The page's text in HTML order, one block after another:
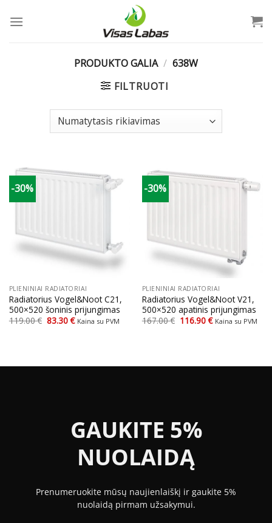
PRODUKTO GALIA / 638W
FILTRUOTI
-30%
PLIENINIAI RADIATORIAI
Radiatorius Vogel&Noot C21,
500×520 šoninis prijungimas
119.00€ Original
price
83.30€Current
price
Kaina su PVM
-30%
PLIENINIAI RADIATORIAI
Radiatorius Vogel&Noot V21,
500×520 apatinis prijungimas
167.00€ Original
price
116.90€Current
price
Kaina su PVM
GAUKITE 5%
NUOLAIDĄ
Prenumeruokite mūsų naujienlaiškį ir gaukite 5%
nuolaidą pirmam užsakymui.